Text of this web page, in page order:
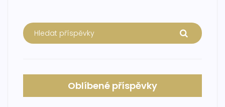
Oblíbené příspěvky